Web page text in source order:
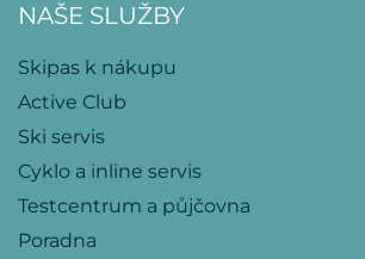
NAŠE SLUŽBY
Skipas k nákupu
Active Club
Ski servis
Cyklo a inline servis
Testcentrum a půjčovna
Poradna